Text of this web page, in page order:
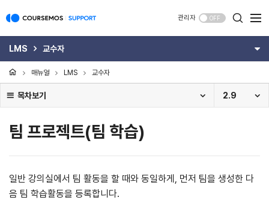
관리자 OFF
LMS 교수자
매뉴얼 LMS 교수자
목차보기 2.9
팀 프로젝트(팀 학습)
일반 강의실에서 팀 활동을 할 때와 동일하게, 먼저 팀을 생성한 다
음 팀 학습활동을 등록합니다.